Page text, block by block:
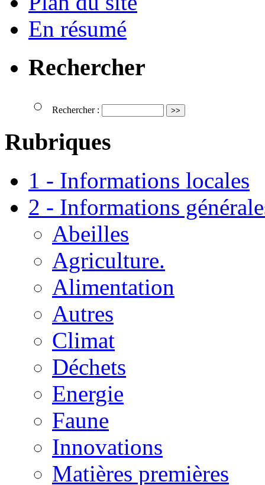
En résumé
Rechercher
Rechercher :
Rubriques
1 - Informations locales
2 - Informations
Abeilles
Agriculture.
Alimentation
Autres
Climat
Déchets
Energie
Faune
Innovations
Matières premières